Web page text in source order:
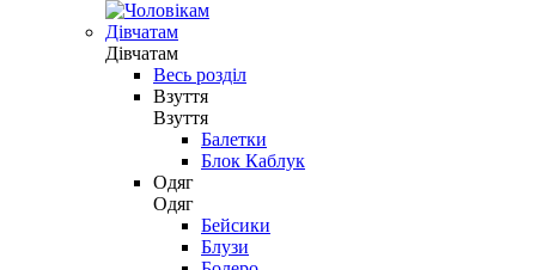
Дівчатам
Дівчатам
Весь розділ
Взуття
Взуття
Балетки
Блок Каблук
Одяг
Одяг
Бейсики
Блузи